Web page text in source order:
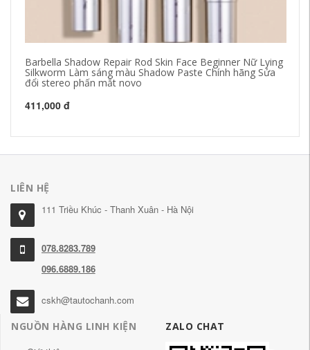
Barbella Shadow Repair Rod Skin Face Beginner Nữ Lying
Silkworm Làm sáng màu Shadow Paste Chính hãng Sửa
đổi stereo phấn mắt novo
411,000 đ
LIÊN HỆ
111 Triều Khúc - Thanh Xuân - Hà Nội
078.8283.789
096.6889.186
cskh@tautochanh.com
NGUỒN HÀNG LINH KIỆN
ZALO CHAT